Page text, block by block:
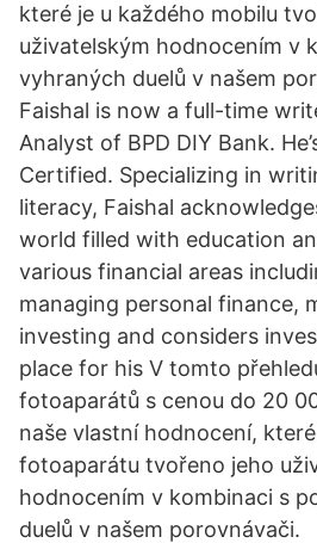
které je u každého mobilu
uživatelským hodnocením v
vyhraných duelů v našem
Faishal is now a full-time
Analyst of BPD DIY Bank.
Certified. Specializing in
literacy, Faishal
world filled with education
various financial areas
managing personal finance,
investing and considers
place for his V tomto
fotoaparátů s cenou do 20
naše vlastní hodnocení,
fotoaparátu tvořeno jeho
hodnocením v kombinaci s
duelů v našem porovnávači.